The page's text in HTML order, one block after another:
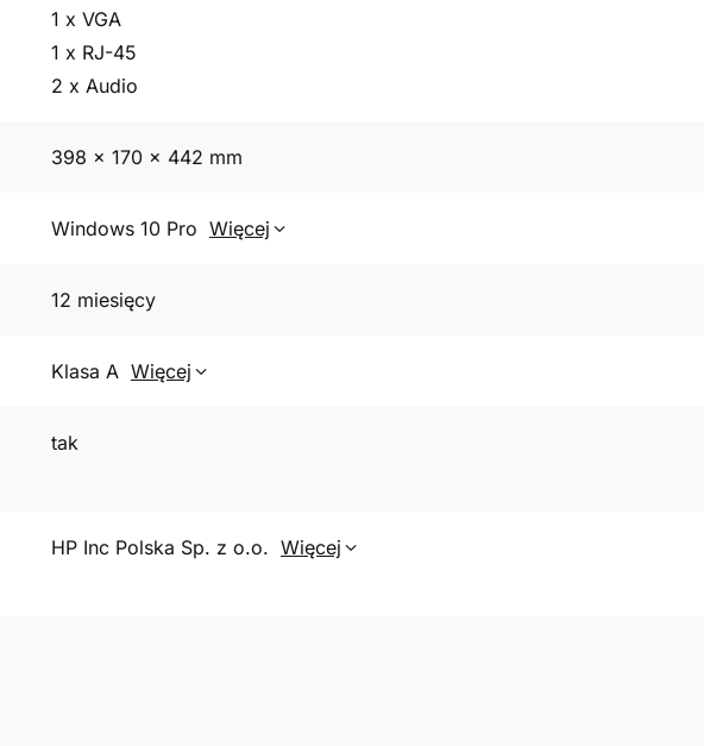
1 x VGA
1 x RJ-45
2 x Audio
398 x 170 x 442 mm
Windows 10 Pro Więcej
12 miesięcy
Klasa A Więcej
tak
HP Inc Polska Sp. z o.o. Więcej